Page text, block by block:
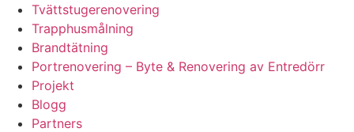
Tvättstugerenovering
Trapphusmålning
Brandtätning
Portrenovering – Byte & Renovering av Entredörr
Projekt
Blogg
Partners